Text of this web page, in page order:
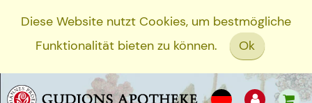
Diese Website nutzt Cookies, um bestmögliche
Funktionalität bieten zu können.
Ok